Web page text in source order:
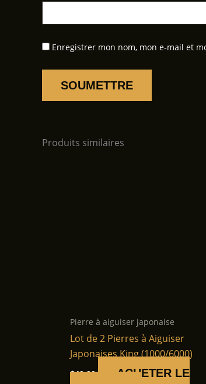
Enregistrer mon nom, mon e-mail et
Produits similaires
Pierre à aiguiser japonaise
Lot de 2 Pierres à Aiguiser
Japonaises King (1000/6000)
$49.99
ACHETER LE